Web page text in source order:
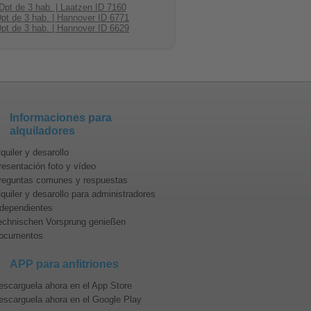
grupo de viaje?
estado del norte.
lugar desde hace una década.
un verdadero éxito. Desde
este recinto ferial (Messegelände
EuroTier, DOMOTEX,
de las grandes empresas o es
tiene mucho más para ofrecer:
vuelven la excursión más ideal
jardines de Herrenhausen). Esta
(fiesta pequeña en el gran jardín)
Dpt de 3 hab. | Laatzen ID 7160
de 3 hab. | Hannover ID 6771
de 3 hab. | Hannover ID 6629
Informaciones para
alquiladores
y desarollo
foto y vídeo
comunes y respuestas
y desarollo para administradores
Vorsprung genießen
APP para anfitriones
ahora en el App Store
ahora en el Google Play